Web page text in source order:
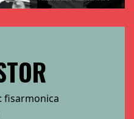
: fisarmonica